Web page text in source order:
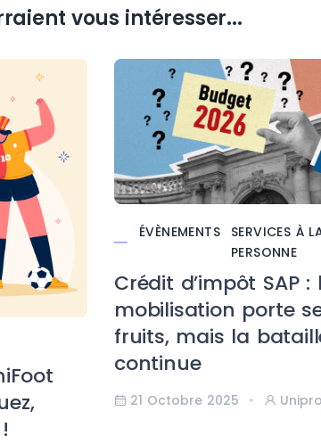
vous intéresser...
ÉVÈNEMENTS
SERVICES À
PERSONNE
Crédit d’impôt SAP :
mobilisation porte
fruits, mais la
continue
21 Octobre 2025